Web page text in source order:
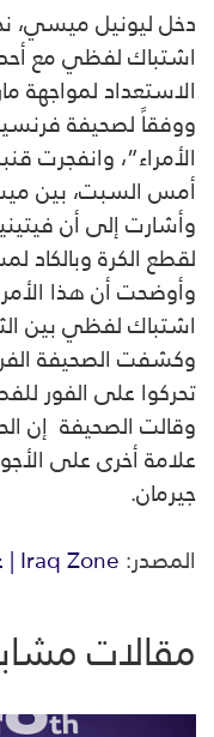
دخل ليونيل ميسي،
اشتباك لفظي مع أحد
الاستعداد لمواجهة
ووفقاً لصحيفة
الأمراء”، وانفجرت
أمس السبت، بين
وأشارت إلى أن
لقطع الكرة وبالكاد
وأوضحت أن هذا
اشتباك لفظي بين
وكشفت الصحيفة
تحركوا على الفور
وقالت الصحيفة إن
علامة أخرى على
جيرمان.
المصدر:Iraq Zone | عراق زون
مقالات